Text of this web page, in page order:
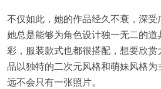
不仅如此，她的作品经久不衰，深受
她总是能够为角色设计独一无二的
彩，服装款式也都很搭配，想要欣
品以独特的二次元风格和萌妹风格
远不会只有一张照片。